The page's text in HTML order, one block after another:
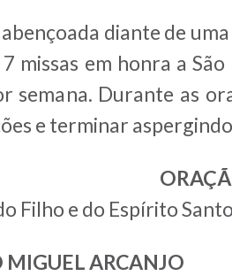
diante de
missas em honra a
semana. Durante as
e terminar
Filho e do Espírito
MIGUEL ARCANJO